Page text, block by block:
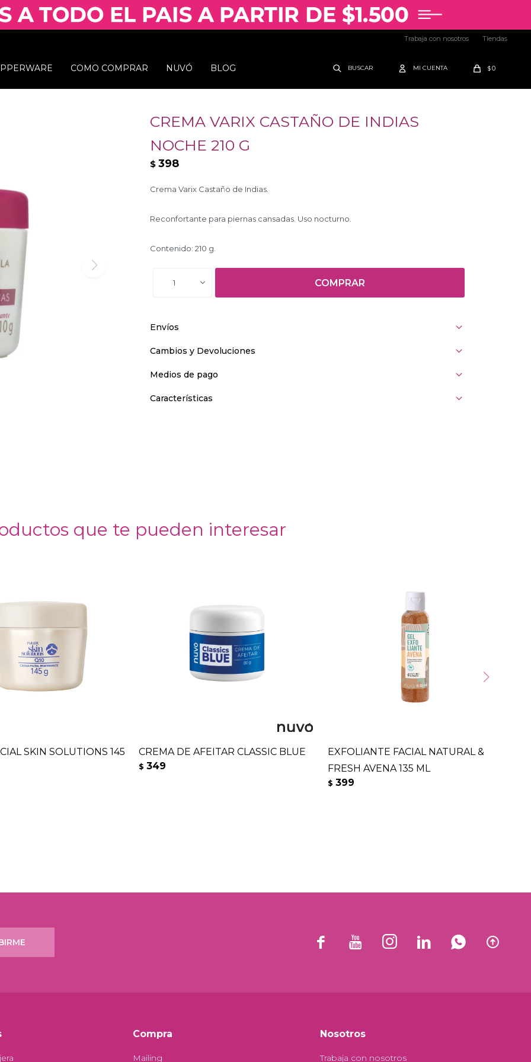
COMO COMPRAR NUVÓ BLOG $0
Trabaja con nosotros Tiendas
CREMA VARIX CASTAÑO DE INDIAS
NOCHE 210 G
$ 398
Crema Varix Castaño de Indias.
Reconfortante para piernas cansadas. Uso nocturno.
Contenido: 210 g.
1 COMPRAR
Envíos
Cambios y Devoluciones
Medios de pago
Características
que te pueden interesar
SKIN SOLUTIONS 145 CREMA DE AFEITAR CLASSIC BLUE
$ 349
EXFOLIANTE FACIAL NATURAL &
FRESH AVENA 135 ML
$ 399
     
Compra
Mailing
Nosotros
Trabaja con nosotros